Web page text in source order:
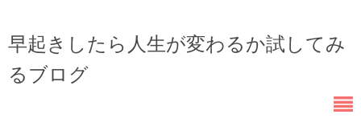
早起きしたら人生が変わるか試してみ
るブログ